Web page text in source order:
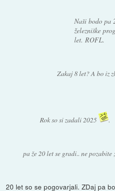
Naši bodo pa
železniške
let. ROFL.
Zakaj 8 let? A bo iz
Rok so si zadali 2025 .
pa že 20 let se gradi.. ne pozabite
20 let so se pogovarjali. ZDaj pa